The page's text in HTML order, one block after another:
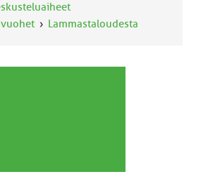
Lammastaloudesta